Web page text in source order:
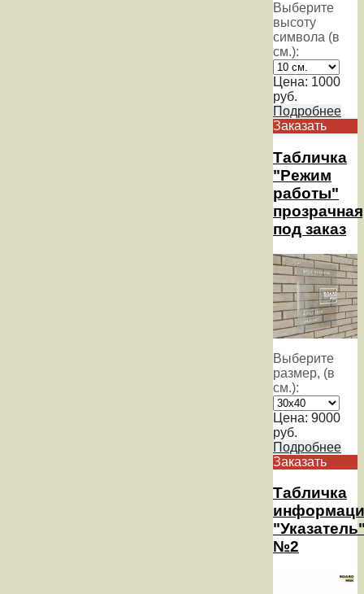
Выберите
высоту
символа (в
см.):
Цена: 1000
руб.
Подробнее
Заказать
Табличка
"Режим
работы"
под заказ
Выберите
размер, (в
см.):
Цена: 9000
руб.
Подробнее
Заказать
Табличка
№2